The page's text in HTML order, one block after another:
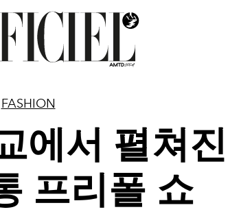
FASHION
에서 펼쳐진
프리폴 쇼